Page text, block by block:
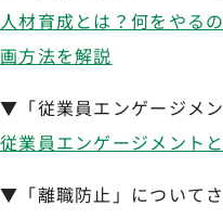
人材育成とは？何をやる
画方法を解説
▼「従業員エンゲージメ
従業員エンゲージメント
▼「離職防止」について